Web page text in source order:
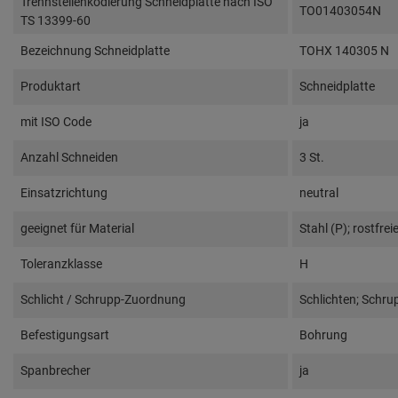
TS 13399-60
TO01403054N
Bezeichnung Schneidplatte TOHX 140305 N
Produktart Schneidplatte
mit ISO Code ja
Anzahl Schneiden 3 St.
Einsatzrichtung neutral
geeignet für Material Stahl (P);
Toleranzklasse H
Schlicht / Schrupp-Zuordnung Schlichten;
Befestigungsart Bohrung
Spanbrecher ja